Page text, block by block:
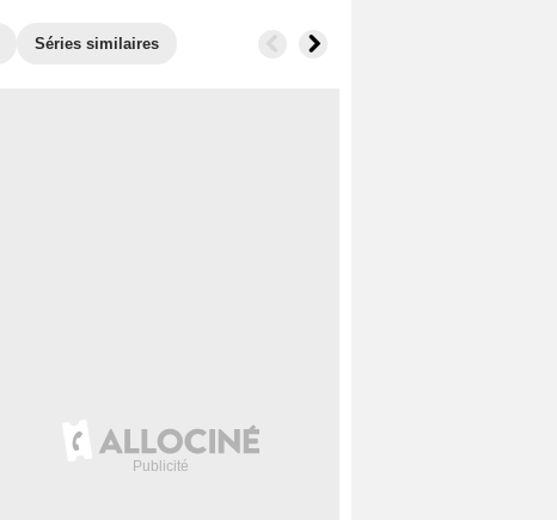
Séries similaires